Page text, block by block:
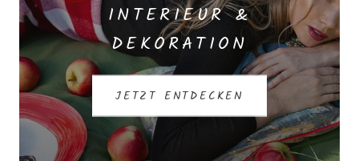
INTERIEUR &
DEKORATION
JETZT ENTDECKEN